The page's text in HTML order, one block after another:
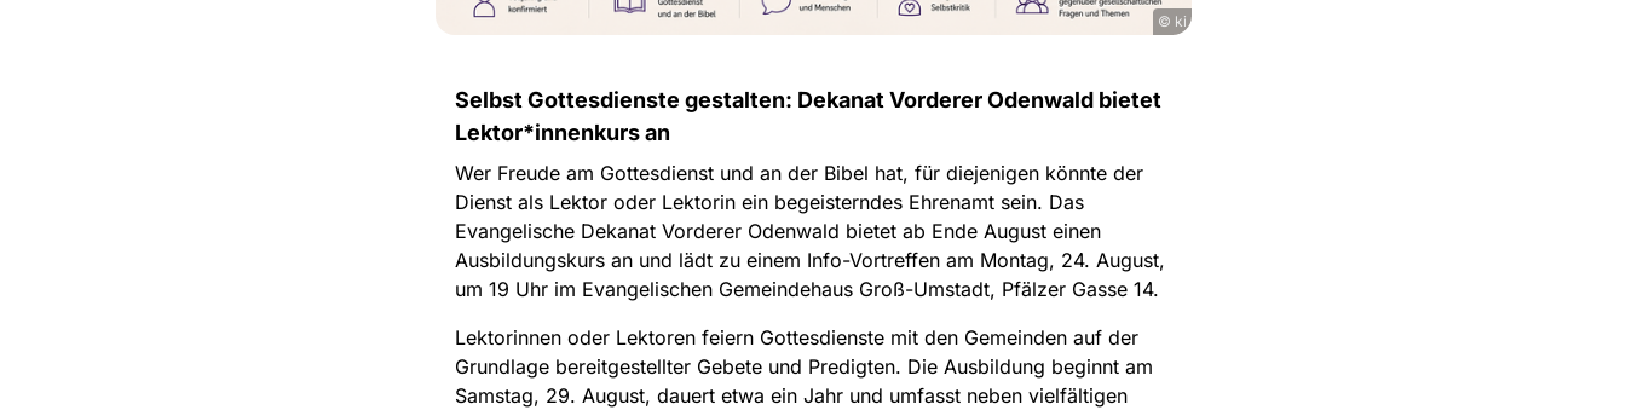
© ki
Selbst Gottesdienste gestalten: Dekanat Vorderer Odenwald bietet
Lektor*innenkurs an
Wer Freude am Gottesdienst und an der Bibel hat, für diejenigen könnte der
Dienst als Lektor oder Lektorin ein begeisterndes Ehrenamt sein. Das
Evangelische Dekanat Vorderer Odenwald bietet ab Ende August einen
Ausbildungskurs an und lädt zu einem Info-Vortreffen am Montag, 24. August,
um 19 Uhr im Evangelischen Gemeindehaus Groß-Umstadt, Pfälzer Gasse 14.
Lektorinnen oder Lektoren feiern Gottesdienste mit den Gemeinden auf der
Grundlage bereitgestellter Gebete und Predigten. Die Ausbildung beginnt am
Samstag, 29. August, dauert etwa ein Jahr und umfasst neben vielfältigen